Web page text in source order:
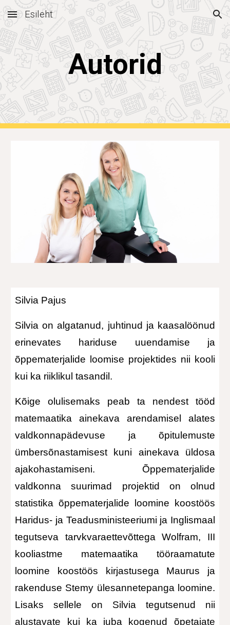
Skip to main content Skip to navigation
Esileht
Autorid
Silvia Pajus
Silvia on algatanud, juhtinud ja kaasalöönud
erinevates hariduse uuendamise ja
õppematerjalide loomise projektides nii kooli
kui ka riiklikul tasandil.
Kõige olulisemaks peab ta nendest tööd
matemaatika ainekava arendamisel alates
valdkonnapädevuse ja õpitulemuste
ümbersõnastamisest kuni ainekava üldosa
ajakohastamiseni. Õppematerjalide
valdkonna suurimad projektid on olnud
statistika õppematerjalide loomine koostöös
Haridus- ja Teadusministeeriumi ja Inglismaal
tegutseva tarvkvaraettevõttega Wolfram, III
kooliastme matemaatika tööraamatute
loomine koostöös kirjastusega Maurus ja
rakenduse Stemy ülesannetepanga loomine.
Lisaks sellele on Silvia tegutsenud nii
alustavate kui ka juba kogenud õpetajate